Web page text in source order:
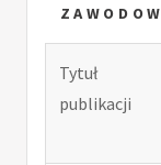
Tytuł
publikacji